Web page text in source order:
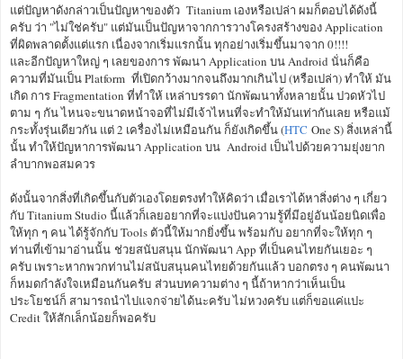
แต่ปัญหาดังกล่าวเป็นปัญหาของตัว Titanium เองหรือเปล่า ผมก็ตอบได้ดังนี้
ครับ ว่า "ไม่ใช่ครับ" แต่มันเป็นปัญหาจากการวางโครงสร้างของ Application
ที่ผิดพลาดตั้งแต่แรก เนื่องจากเริ่มแรกนั้น ทุกอย่างเริ่มขึ้นมาจาก 0!!!!
และอีกปัญหาใหญ่ ๆ เลยของการ พัฒนา Application บน Android นั่นก็คือ
ความที่มันเป็น Platform ที่เปิดกว้างมากจนถึงมากเกินไป (หรือเปล่า) ทำให้ มัน
เกิด การ Fragmentation ที่ทำให้ เหล่าบรรดา นักพัฒนาทั้งหลายนั้น ปวดหัวไป
ตาม ๆ กัน ไหนจะขนาดหน้าจอที่ไม่มีเจ้าไหนที่จะทำให้มันเท่ากันเลย หรือแม้
กระทั้งรุ่นเดียวกัน แต่ 2 เครื่องไม่เหมือนกัน ก็ยังเกิดขึ้น (HTC One S) สิ่งเหล่านี้
นั้น ทำให้ปัญหาการพัฒนา Application บน Android เป็นไปด้วยความยุ่งยาก
ลำบากพอสมควร
ดังนั้นจากสิ่งที่เกิดขึ้นกับตัวเองโดยตรงทำให้คิดว่า เมื่อเราได้หาสิ่งต่าง ๆ เกี่ยว
กับ Titanium Studio นี้แล้วก็เลยอยากที่จะแบ่งปันความรู้ที่มีอยู่อันน้อยนิดเพื่อ
ให้ทุก ๆ คน ได้รู้จักกับ Tools ตัวนี้ให้มากยิ่งขึ้น พร้อมกับ อยากที่จะให้ทุก ๆ
ท่านที่เข้ามาอ่านนั้น ช่วยสนับสนุน นักพัฒนา App ที่เป็นคนไทยกันเยอะ ๆ
ครับ เพราะหากพวกท่านไม่สนับสนุนคนไทยด้วยกันแล้ว บอกตรง ๆ คนพัฒนา
ก็​หมดกำลังใจเหมือนกันครับ ส่วนบทความต่าง ๆ นี้ถ้าหากว่าเห็นเป็น
ประโยชน์ก็ สามารถนำไปแจกจ่ายได้นะครับ ไม่หวงครับ แต่ก็ขอแค่แปะ
Credit ให้สักเล็กน้อยก็พอครับ